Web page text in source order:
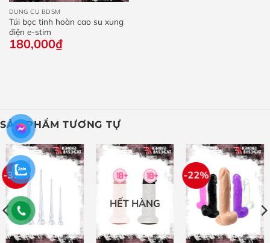
DỤNG CỤ BDSM
Túi bọc tinh hoàn cao su xung
điện e-stim
180,000₫
SẢN PHẨM TƯƠNG TỰ
-30%
HẾT HÀNG
-22%